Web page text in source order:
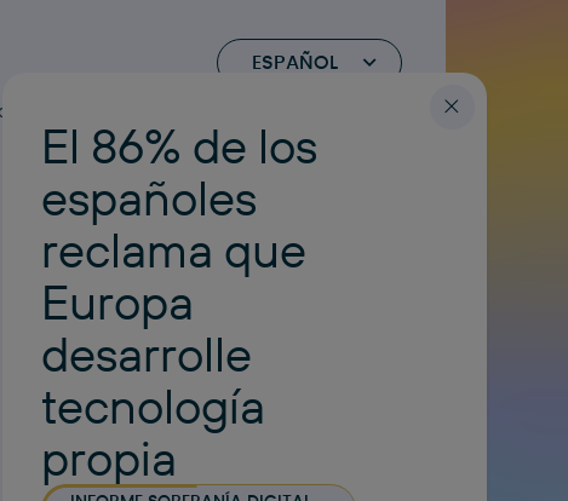
ESPAÑOL
El 86% de los
españoles
reclama que
Europa
desarrolle
tecnología
propia